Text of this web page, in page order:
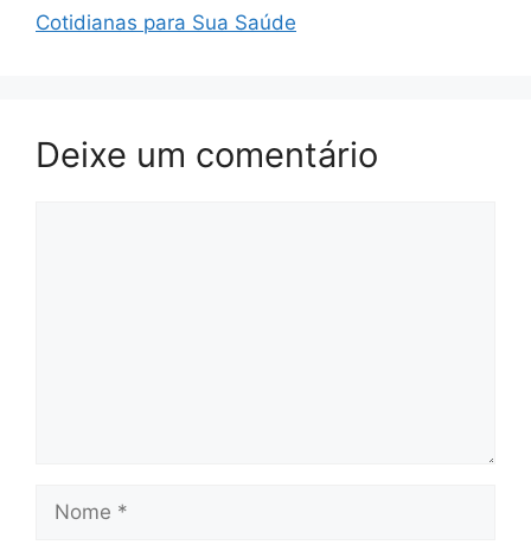
Cotidianas para Sua Saúde
Deixe um comentário
Nome